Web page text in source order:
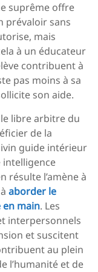
suprême offre
prévaloir sans
mais
à un éducateur
contribuent à
pas moins à sa
son aide.
libre arbitre du
de la
guide intérieur
intelligence
résulte l’amène à
àaborder le
main. Les
interpersonnels
et suscitent
au plein
l’humanité et de